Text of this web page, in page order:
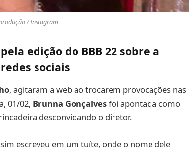
/ Instagram
edição do BBB 22 sobre a
sociais
, agitaram a web ao trocarem provocações nas
01/02, Brunna Gonçalvesfoi apontada como
desconvidando o diretor.
escreveu em um tuíte, onde o nome dele